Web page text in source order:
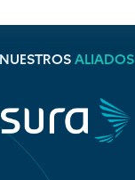
NUESTROS ALIADOS